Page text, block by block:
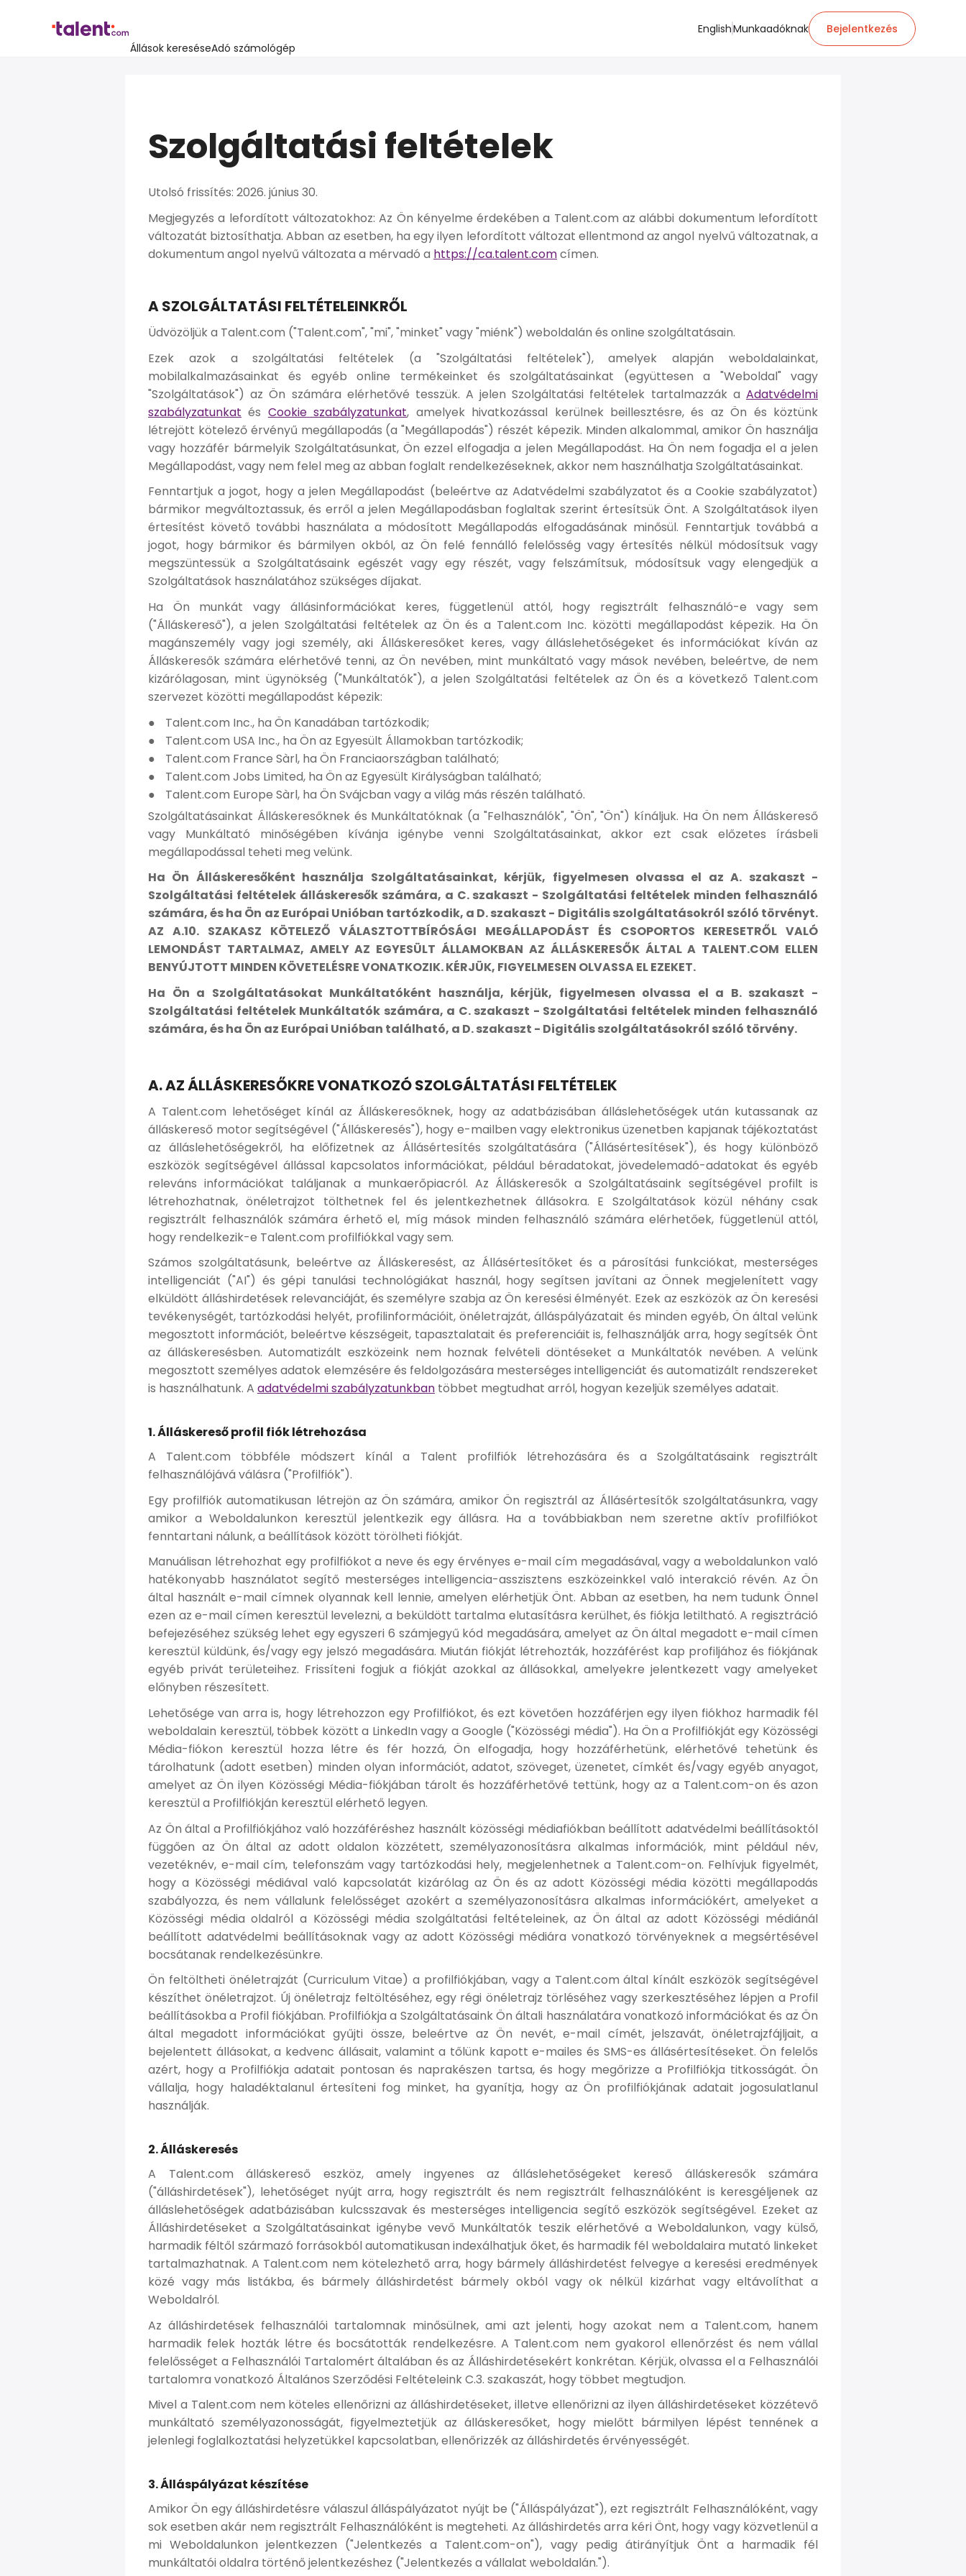
Állások kereséseAdó számológép
EnglishMunkaadóknak Bejelentkezés
Szolgáltatási feltételek
Utolsó frissítés: 2026. június 30.
Megjegyzés a lefordított változatokhoz: Az Ön kényelme érdekében a Talent.com az alábbi dokumentum lefordított
változatát biztosíthatja. Abban az esetben, ha egy ilyen lefordított változat ellentmond az angol nyelvű változatnak, a
dokumentum angol nyelvű változata a mérvadó a https://ca.talent.comcímen.
A SZOLGÁLTATÁSI FELTÉTELEINKRŐL
Üdvözöljük a Talent.com ("Talent.com", "mi", "minket" vagy "miénk") weboldalán és online szolgáltatásain.
Ezek azok a szolgáltatási feltételek (a "Szolgáltatási feltételek"), amelyek alapján weboldalainkat,
mobilalkalmazásainkat és egyéb online termékeinket és szolgáltatásainkat (együttesen a "Weboldal" vagy
"Szolgáltatások") az Ön számára elérhetővé tesszük. A jelen Szolgáltatási feltételek tartalmazzák a Adatvédelmi
szabályzatunkat és Cookie szabályzatunkat, amelyek hivatkozással kerülnek beillesztésre, és az Ön és köztünk
létrejött kötelező érvényű megállapodás (a "Megállapodás") részét képezik. Minden alkalommal, amikor Ön használja
vagy hozzáfér bármelyik Szolgáltatásunkat, Ön ezzel elfogadja a jelen Megállapodást. Ha Ön nem fogadja el a jelen
Megállapodást, vagy nem felel meg az abban foglalt rendelkezéseknek, akkor nem használhatja Szolgáltatásainkat.
Fenntartjuk a jogot, hogy a jelen Megállapodást (beleértve az Adatvédelmi szabályzatot és a Cookie szabályzatot)
bármikor megváltoztassuk, és erről a jelen Megállapodásban foglaltak szerint értesítsük Önt. A Szolgáltatások ilyen
értesítést követő további használata a módosított Megállapodás elfogadásának minősül. Fenntartjuk továbbá a
jogot, hogy bármikor és bármilyen okból, az Ön felé fennálló felelősség vagy értesítés nélkül módosítsuk vagy
megszüntessük a Szolgáltatásaink egészét vagy egy részét, vagy felszámítsuk, módosítsuk vagy elengedjük a
Szolgáltatások használatához szükséges díjakat.
Ha Ön munkát vagy állásinformációkat keres, függetlenül attól, hogy regisztrált felhasználó-e vagy sem
("Álláskereső"), a jelen Szolgáltatási feltételek az Ön és a Talent.com Inc. közötti megállapodást képezik. Ha Ön
magánszemély vagy jogi személy, aki Álláskeresőket keres, vagy álláslehetőségeket és információkat kíván az
Álláskeresők számára elérhetővé tenni, az Ön nevében, mint munkáltató vagy mások nevében, beleértve, de nem
kizárólagosan, mint ügynökség ("Munkáltatók"), a jelen Szolgáltatási feltételek az Ön és a következő Talent.com
szervezet közötti megállapodást képezik:
Talent.com Inc., ha Ön Kanadában tartózkodik;
Talent.com USA Inc., ha Ön az Egyesült Államokban tartózkodik;
Talent.com France Sàrl, ha Ön Franciaországban található;
Talent.com Jobs Limited, ha Ön az Egyesült Királyságban található;
Talent.com Europe Sàrl, ha Ön Svájcban vagy a világ más részén található.
Szolgáltatásainkat Álláskeresőknek és Munkáltatóknak (a "Felhasználók", "Ön", "Ön") kínáljuk. Ha Ön nem Álláskereső
vagy Munkáltató minőségében kívánja igénybe venni Szolgáltatásainkat, akkor ezt csak előzetes írásbeli
megállapodással teheti meg velünk.
Ha Ön Álláskeresőként használja Szolgáltatásainkat, kérjük, figyelmesen olvassa el az A. szakaszt -
Szolgáltatási feltételek álláskeresők számára, a C. szakaszt - Szolgáltatási feltételek minden felhasználó
számára, és ha Ön az Európai Unióban tartózkodik, a D. szakaszt - Digitális szolgáltatásokról szóló törvényt.
AZ A.10. SZAKASZ KÖTELEZŐ VÁLASZTOTTBÍRÓSÁGI MEGÁLLAPODÁST ÉS CSOPORTOS KERESETRŐL VALÓ
LEMONDÁST TARTALMAZ, AMELY AZ EGYESÜLT ÁLLAMOKBAN AZ ÁLLÁSKERESŐK ÁLTAL A TALENT.COM ELLEN
BENYÚJTOTT MINDEN KÖVETELÉSRE VONATKOZIK. KÉRJÜK, FIGYELMESEN OLVASSA EL EZEKET.
Ha Ön a Szolgáltatásokat Munkáltatóként használja, kérjük, figyelmesen olvassa el a B. szakaszt -
Szolgáltatási feltételek Munkáltatók számára, a C. szakaszt - Szolgáltatási feltételek minden felhasználó
számára, és ha Ön az Európai Unióban található, a D. szakaszt - Digitális szolgáltatásokról szóló törvény.
A. AZ ÁLLÁSKERESŐKRE VONATKOZÓ SZOLGÁLTATÁSI FELTÉTELEK
A Talent.com lehetőséget kínál az Álláskeresőknek, hogy az adatbázisában álláslehetőségek után kutassanak az
álláskereső motor segítségével ("Álláskeresés"), hogy e-mailben vagy elektronikus üzenetben kapjanak tájékoztatást
az álláslehetőségekről, ha előfizetnek az Állásértesítés szolgáltatására ("Állásértesítések"), és hogy különböző
eszközök segítségével állással kapcsolatos információkat, például béradatokat, jövedelemadó-adatokat és egyéb
releváns információkat találjanak a munkaerőpiacról. Az Álláskeresők a Szolgáltatásaink segítségével profilt is
létrehozhatnak, önéletrajzot tölthetnek fel és jelentkezhetnek állásokra. E Szolgáltatások közül néhány csak
regisztrált felhasználók számára érhető el, míg mások minden felhasználó számára elérhetőek, függetlenül attól,
hogy rendelkezik-e Talent.com profilfiókkal vagy sem.
Számos szolgáltatásunk, beleértve az Álláskeresést, az Állásértesítőket és a párosítási funkciókat, mesterséges
intelligenciát ("AI") és gépi tanulási technológiákat használ, hogy segítsen javítani az Önnek megjelenített vagy
elküldött álláshirdetések relevanciáját, és személyre szabja az Ön keresési élményét. Ezek az eszközök az Ön keresési
tevékenységét, tartózkodási helyét, profilinformációit, önéletrajzát, álláspályázatait és minden egyéb, Ön által velünk
megosztott információt, beleértve készségeit, tapasztalatait és preferenciáit is, felhasználják arra, hogy segítsék Önt
az álláskeresésben. Automatizált eszközeink nem hoznak felvételi döntéseket a Munkáltatók nevében. A velünk
megosztott személyes adatok elemzésére és feldolgozására mesterséges intelligenciát és automatizált rendszereket
is használhatunk. A adatvédelmi szabályzatunkban többet megtudhat arról, hogyan kezeljük személyes adatait.
1. Álláskereső profil fiók létrehozása
A Talent.com többféle módszert kínál a Talent profilfiók létrehozására és a Szolgáltatásaink regisztrált
felhasználójává válásra ("Profilfiók").
Egy profilfiók automatikusan létrejön az Ön számára, amikor Ön regisztrál az Állásértesítők szolgáltatásunkra, vagy
amikor a Weboldalunkon keresztül jelentkezik egy állásra. Ha a továbbiakban nem szeretne aktív profilfiókot
fenntartani nálunk, a beállítások között törölheti fiókját.
Manuálisan létrehozhat egy profilfiókot a neve és egy érvényes e-mail cím megadásával, vagy a weboldalunkon való
hatékonyabb használatot segítő mesterséges intelligencia-asszisztens eszközeinkkel való interakció révén. Az Ön
által használt e-mail címnek olyannak kell lennie, amelyen elérhetjük Önt. Abban az esetben, ha nem tudunk Önnel
ezen az e-mail címen keresztül levelezni, a beküldött tartalma elutasításra kerülhet, és fiókja letiltható. A regisztráció
befejezéséhez szükség lehet egy egyszeri 6 számjegyű kód megadására, amelyet az Ön által megadott e-mail címen
keresztül küldünk, és/vagy egy jelszó megadására. Miután fiókját létrehozták, hozzáférést kap profiljához és fiókjának
egyéb privát területeihez. Frissíteni fogjuk a fiókját azokkal az állásokkal, amelyekre jelentkezett vagy amelyeket
előnyben részesített.
Lehetősége van arra is, hogy létrehozzon egy Profilfiókot, és ezt követően hozzáférjen egy ilyen fiókhoz harmadik fél
weboldalain keresztül, többek között a LinkedIn vagy a Google ("Közösségi média"). Ha Ön a Profilfiókját egy Közösségi
Média-fiókon keresztül hozza létre és fér hozzá, Ön elfogadja, hogy hozzáférhetünk, elérhetővé tehetünk és
tárolhatunk (adott esetben) minden olyan információt, adatot, szöveget, üzenetet, címkét és/vagy egyéb anyagot,
amelyet az Ön ilyen Közösségi Média-fiókjában tárolt és hozzáférhetővé tettünk, hogy az a Talent.com-on és azon
keresztül a Profilfiókján keresztül elérhető legyen.
Az Ön által a Profilfiókjához való hozzáféréshez használt közösségi médiafiókban beállított adatvédelmi beállításoktól
függően az Ön által az adott oldalon közzétett, személyazonosításra alkalmas információk, mint például név,
vezetéknév, e-mail cím, telefonszám vagy tartózkodási hely, megjelenhetnek a Talent.com-on. Felhívjuk figyelmét,
hogy a Közösségi médiával való kapcsolatát kizárólag az Ön és az adott Közösségi média közötti megállapodás
szabályozza, és nem vállalunk felelősséget azokért a személyazonosításra alkalmas információkért, amelyeket a
Közösségi média oldalról a Közösségi média szolgáltatási feltételeinek, az Ön által az adott Közösségi médiánál
beállított adatvédelmi beállításoknak vagy az adott Közösségi médiára vonatkozó törvényeknek a megsértésével
bocsátanak rendelkezésünkre.
Ön feltöltheti önéletrajzát (Curriculum Vitae) a profilfiókjában, vagy a Talent.com által kínált eszközök segítségével
készíthet önéletrajzot. Új önéletrajz feltöltéséhez, egy régi önéletrajz törléséhez vagy szerkesztéséhez lépjen a Profil
beállításokba a Profil fiókjában. Profilfiókja a Szolgáltatásaink Ön általi használatára vonatkozó információkat és az Ön
által megadott információkat gyűjti össze, beleértve az Ön nevét, e-mail címét, jelszavát, önéletrajzfájljait, a
bejelentett állásokat, a kedvenc állásait, valamint a tőlünk kapott e-mailes és SMS-es állásértesítéseket. Ön felelős
azért, hogy a Profilfiókja adatait pontosan és naprakészen tartsa, és hogy megőrizze a Profilfiókja titkosságát. Ön
vállalja, hogy haladéktalanul értesíteni fog minket, ha gyanítja, hogy az Ön profilfiókjának adatait jogosulatlanul
használják.
2. Álláskeresés
A Talent.com álláskereső eszköz, amely ingyenes az álláslehetőségeket kereső álláskeresők számára
("álláshirdetések"), lehetőséget nyújt arra, hogy regisztrált és nem regisztrált felhasználóként is keresgéljenek az
álláslehetőségek adatbázisában kulcsszavak és mesterséges intelligencia segítő eszközök segítségével. Ezeket az
Álláshirdetéseket a Szolgáltatásainkat igénybe vevő Munkáltatók teszik elérhetővé a Weboldalunkon, vagy külső,
harmadik féltől származó forrásokból automatikusan indexálhatjuk őket, és harmadik fél weboldalaira mutató linkeket
tartalmazhatnak. A Talent.com nem kötelezhető arra, hogy bármely álláshirdetést felvegye a keresési eredmények
közé vagy más listákba, és bármely álláshirdetést bármely okból vagy ok nélkül kizárhat vagy eltávolíthat a
Weboldalról.
Az álláshirdetések felhasználói tartalomnak minősülnek, ami azt jelenti, hogy azokat nem a Talent.com, hanem
harmadik felek hozták létre és bocsátották rendelkezésre. A Talent.com nem gyakorol ellenőrzést és nem vállal
felelősséget a Felhasználói Tartalomért általában és az Álláshirdetésekért konkrétan. Kérjük, olvassa el a Felhasználói
tartalomra vonatkozó Általános Szerződési Feltételeink C.3. szakaszát, hogy többet megtudjon.
Mivel a Talent.com nem köteles ellenőrizni az álláshirdetéseket, illetve ellenőrizni az ilyen álláshirdetéseket közzétevő
munkáltató személyazonosságát, figyelmeztetjük az álláskeresőket, hogy mielőtt bármilyen lépést tennének a
jelenlegi foglalkoztatási helyzetükkel kapcsolatban, ellenőrizzék az álláshirdetés érvényességét.
3. Álláspályázat készítése
Amikor Ön egy álláshirdetésre válaszul álláspályázatot nyújt be ("Álláspályázat"), ezt regisztrált Felhasználóként, vagy
sok esetben akár nem regisztrált Felhasználóként is megteheti. Az álláshirdetés arra kéri Önt, hogy vagy közvetlenül a
mi Weboldalunkon jelentkezzen ("Jelentkezés a Talent.com-on"), vagy pedig átirányítjuk Önt a harmadik fél
munkáltatói oldalra történő jelentkezéshez ("Jelentkezés a vállalat weboldalán.").